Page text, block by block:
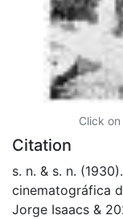
Click
Citation
s. n. & s. n.
cinematográfica
Jorge Isaacs &